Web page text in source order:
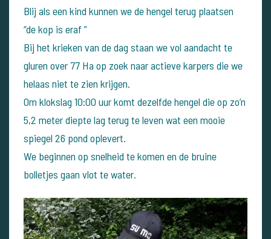
Blij als een kind kunnen we de hengel terug plaatsen
“de kop is eraf ”
Bij het krieken van de dag staan we vol aandacht te
gluren over 77 Ha op zoek naar actieve karpers die we
helaas niet te zien krijgen.
Om klokslag 10:00 uur komt dezelfde hengel die op zo’n
5,2 meter diepte lag terug te leven wat een mooie
spiegel 26 pond oplevert.
We beginnen op snelheid te komen en de bruine
bolletjes gaan vlot te water.